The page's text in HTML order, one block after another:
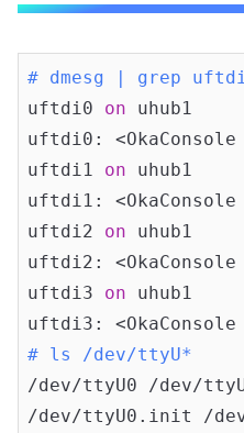
# dmesg | grep
uftdi0 on uhub1
uftdi0: <OkaConsole
uftdi1 on uhub1
uftdi1: <OkaConsole
uftdi2 on uhub1
uftdi2: <OkaConsole
uftdi3 on uhub1
uftdi3: <OkaConsole
# ls /dev/ttyU*
/dev/ttyU0 /dev/
/dev/ttyU0.init /